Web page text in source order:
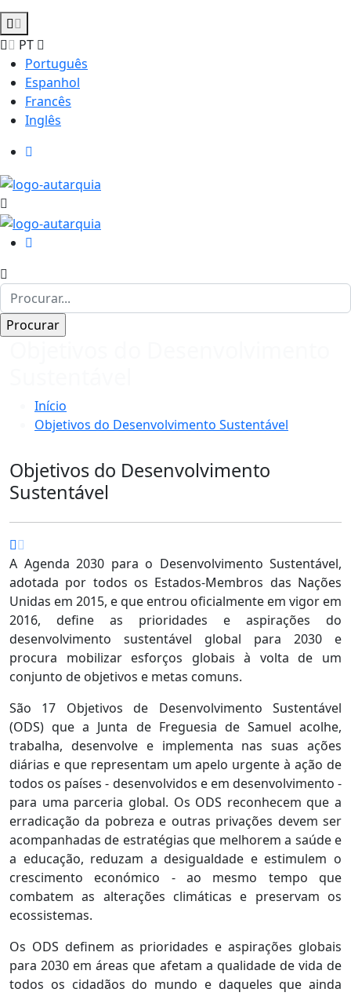
PT
Português
Espanhol
Francês
Inglês
Início
Objetivos do Desenvolvimento Sustentável
Objetivos do Desenvolvimento
Sustentável
A Agenda 2030 para o Desenvolvimento Sustentável,
adotada por todos os Estados-Membros das Nações
Unidas em 2015, e que entrou oficialmente em vigor em
2016, define as prioridades e aspirações do
desenvolvimento sustentável global para 2030 e
procura mobilizar esforços globais à volta de um
conjunto de objetivos e metas comuns.
São 17 Objetivos de Desenvolvimento Sustentável
(ODS) que a Junta de Freguesia de Samuel acolhe,
trabalha, desenvolve e implementa nas suas ações
diárias e que representam um apelo urgente à ação de
todos os países - desenvolvidos e em desenvolvimento -
para uma parceria global. Os ODS reconhecem que a
erradicação da pobreza e outras privações devem ser
acompanhadas de estratégias que melhorem a saúde e
a educação, reduzam a desigualdade e estimulem o
crescimento económico - ao mesmo tempo que
combatem as alterações climáticas e preservam os
ecossistemas.
Os ODS definem as prioridades e aspirações globais
para 2030 em áreas que afetam a qualidade de vida de
todos os cidadãos do mundo e daqueles que ainda